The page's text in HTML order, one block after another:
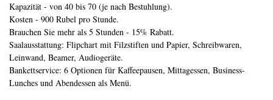
Kapazität - von 40 bis 70 (je nach Bestuhlung).
Kosten - 900 Rubel pro Stunde.
Brauchen Sie mehr als 5 Stunden - 15% Rabatt.
Saalausstattung: Flipchart mit Filzstiften und Papier, Schreibwaren,
Leinwand, Beamer, Audiogeräte.
Bankettservice: 6 Optionen für Kaffeepausen, Mittagessen, Business-
Lunches und Abendessen als Menü.